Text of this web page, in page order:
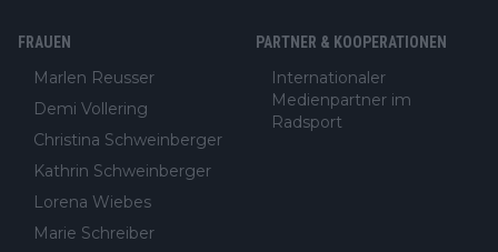
FRAUEN
Marlen Reusser
Demi Vollering
Christina Schweinberger
Kathrin Schweinberger
Lorena Wiebes
Marie Schreiber
PARTNER & KOOPERATIONEN
Internationaler
Medienpartner im
Radsport